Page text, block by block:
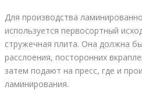
Для производства
используется первосортный
стружечная плита. Она должна
расслоения, посторонних
затем подают на пресс, где и
ламинирования.